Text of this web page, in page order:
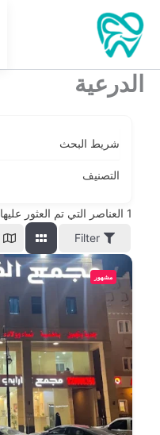
تخطي
إلى
المحتوى
الدرعية
شريط البحث
التصنيف
1 العناصر التي تم العثور عليها
Filter
مشهور